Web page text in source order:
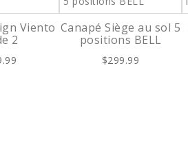
Viento
2
Canapé Siège au sol 5
positions BELL
$299.99